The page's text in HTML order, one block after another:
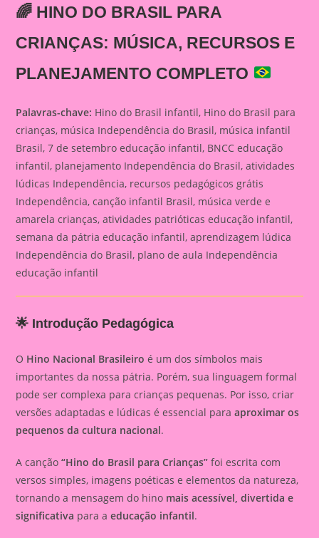
🌈 HINO DO BRASIL PARA
CRIANÇAS: MÚSICA, RECURSOS E
PLANEJAMENTO COMPLETO
Palavras-chave: Hino do Brasil infantil, Hino do Brasil para
crianças, música Independência do Brasil, música infantil
Brasil, 7 de setembro educação infantil, BNCC educação
infantil, planejamento Independência do Brasil, atividades
lúdicas Independência, recursos pedagógicos grátis
Independência, canção infantil Brasil, música verde e
amarela crianças, atividades patrióticas educação infantil,
semana da pátria educação infantil, aprendizagem lúdica
Independência do Brasil, plano de aula Independência
educação infantil
🌟 Introdução Pedagógica
O Hino Nacional Brasileiro é um dos símbolos mais
importantes da nossa pátria. Porém, sua linguagem formal
pode ser complexa para crianças pequenas. Por isso, criar
versões adaptadas e lúdicas é essencial paraaproximar os
pequenos da cultura nacional.
A canção“Hino do Brasil para Crianças” foi escrita com
versos simples, imagens poéticas e elementos da natureza,
tornando a mensagem do hino mais acessível, divertida e
significativa para aeducação infantil.